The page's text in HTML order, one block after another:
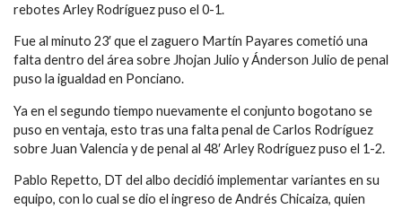
rebotes Arley Rodríguez puso el 0-1.
Fue al minuto 23′ que el zaguero Martín Payares cometió una
falta dentro del área sobre Jhojan Julio y Ánderson Julio de penal
puso la igualdad en Ponciano.
Ya en el segundo tiempo nuevamente el conjunto bogotano se
puso en ventaja, esto tras una falta penal de Carlos Rodríguez
sobre Juan Valencia y de penal al 48′ Arley Rodríguez puso el 1-2.
Pablo Repetto, DT del albo decidió implementar variantes en su
equipo, con lo cual se dio el ingreso de Andrés Chicaiza, quien